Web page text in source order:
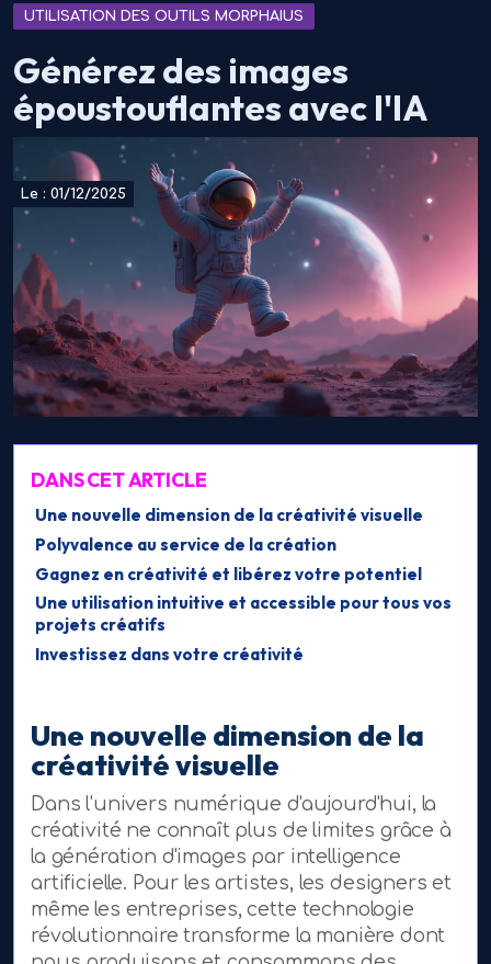
UTILISATION DES OUTILS MORPHAIUS
Générez des images
époustouflantes avec l'IA
Le : 01/12/2025
DANS CET ARTICLE
Une nouvelle dimension de la créativité visuelle
Polyvalence au service de la création
Gagnez en créativité et libérez votre potentiel
Une utilisation intuitive et accessible pour tous vos
projets créatifs
Investissez dans votre créativité
Une nouvelle dimension de la
créativité visuelle
Dans l'univers numérique d'aujourd'hui, la
créativité ne connaît plus de limites grâce à
la génération d'images par intelligence
artificielle. Pour les artistes, les designers et
même les entreprises, cette technologie
révolutionnaire transforme la manière dont